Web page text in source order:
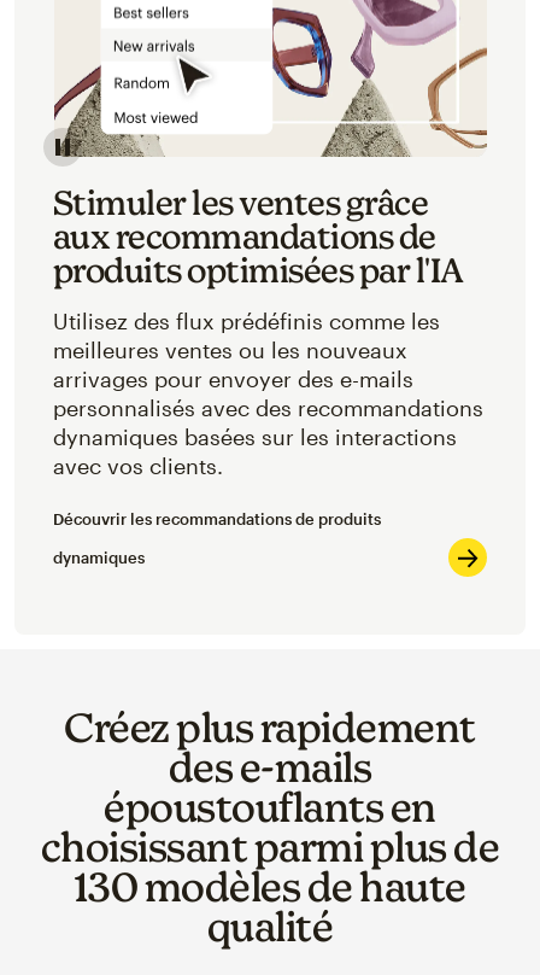
Stimuler les ventes grâce
aux recommandations de
produits optimisées par l'IA
Utilisez des flux prédéfinis comme les
meilleures ventes ou les nouveaux
arrivages pour envoyer des e-mails
personnalisés avec des recommandations
dynamiques basées sur les interactions
avec vos clients.
Découvrir les recommandations de produits
dynamiques
Créez plus rapidement
des e-mails
époustouflants en
choisissant parmi plus de
130 modèles de haute
qualité